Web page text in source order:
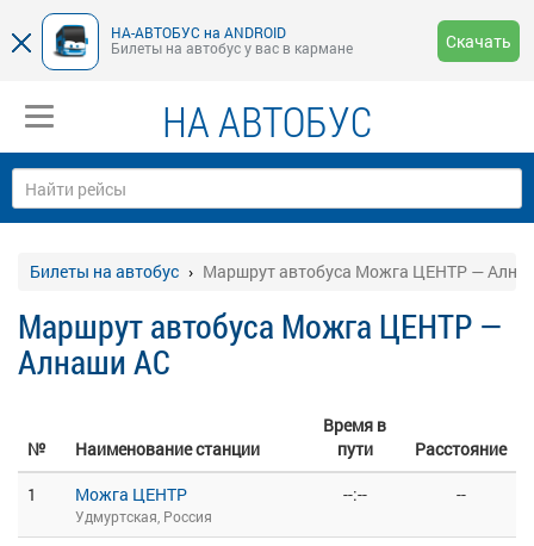
НА-АВТОБУС на ANDROID
Билеты на автобус у вас в кармане
Скачать
НА АВТОБУС
Билеты на автобус Маршрут автобуса Можга ЦЕНТР —
Маршрут автобуса Можга ЦЕНТР —
Алнаши АС
№ Наименование станции
Время в
пути
Расстояние
1
Можга ЦЕНТР
Удмуртская, Россия
--:-- --